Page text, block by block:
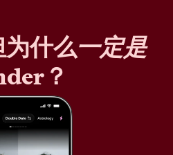
什么一定是
？